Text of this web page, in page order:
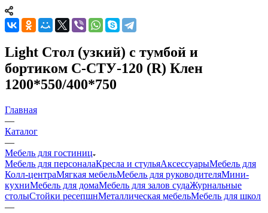
Light Стол (узкий) с тумбой и
бортиком С-СТУ-120 (R) Клен
1200*550/400*750
Главная
—
Каталог
—
Мебель для гостиниц
Мебель для персоналаКресла и стульяАксессуарыМебель для
Колл-центраМягкая мебельМебель для руководителяМини-
кухниМебель для домаМебель для залов судаЖурнальные
столыСтойки ресепшнМеталлическая мебельМебель для школ
—